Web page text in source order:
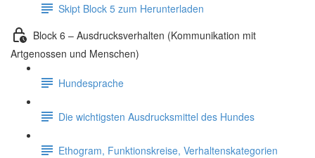
Skipt Block 5 zum Herunterladen
Block 6 – Ausdrucksverhalten (Kommunikation mit
Artgenossen und Menschen)
Hundesprache
Die wichtigsten Ausdrucksmittel des Hundes
Ethogram, Funktionskreise, Verhaltenskategorien